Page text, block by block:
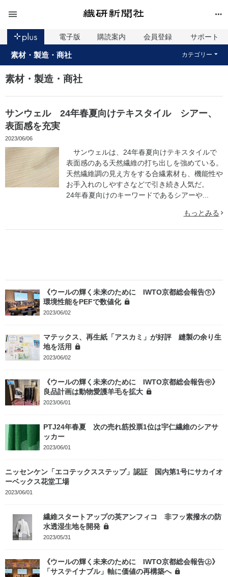
電子版 購読案内 会員登録 サポート
素材・製造・商社 カテゴリー
素材・製造・商社
サンウェル 24年春夏向けテキスタイル シアー、
表面感を充実
2023/06/06
サンウェルは、24年春夏向けテキスタイルで
表面感のある天然繊維の打ち出しを強めている。
天然繊維調の見え方をする合繊素材も、機能性や
お手入れのしやすさなどで引き続き人気だ。
24年春夏向けのキーワードであるシアーや...
もっとみる
《ウールの輝く未来のために IWTO京都総会報告㊦》
環境性能をPEFで数値化
2023/06/02
マテックス、再生紙「アスカミ」が好評 縫製の余り生
地を活用
2023/06/02
《ウールの輝く未来のために IWTO京都総会報告㊥》
良品計画は動物愛護羊毛を拡大
2023/06/01
PTJ24年春夏 次の売れ筋投票1位は宇仁繊維のシアサ
ッカー
2023/06/01
ニッセンケン「エコテックスステップ」認証 国内第1号にサカイオ
ーベックス花堂工場
2023/06/01
繊維スタートアップの英アンフィコ 非フッ素撥水の防
水透湿生地を開発
2023/05/31
《ウールの輝く未来のために IWTO京都総会報告㊤》
「サステイナブル」軸に価値の再構築へ